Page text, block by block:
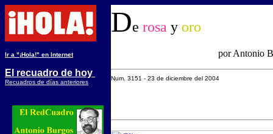
Ir a "¡Hola!" en Internet
El recuadro de hoy
Recuadros de días anteriores
De rosa y oro
por Antonio
Num. 3151 - 23 de diciembre del 2004